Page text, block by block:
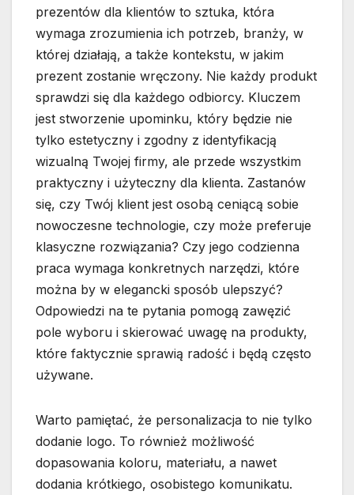
prezentów dla klientów to sztuka, która
wymaga zrozumienia ich potrzeb, branży, w
której działają, a także kontekstu, w jakim
prezent zostanie wręczony. Nie każdy produkt
sprawdzi się dla każdego odbiorcy. Kluczem
jest stworzenie upominku, który będzie nie
tylko estetyczny i zgodny z identyfikacją
wizualną Twojej firmy, ale przede wszystkim
praktyczny i użyteczny dla klienta. Zastanów
się, czy Twój klient jest osobą ceniącą sobie
nowoczesne technologie, czy może preferuje
klasyczne rozwiązania? Czy jego codzienna
praca wymaga konkretnych narzędzi, które
można by w elegancki sposób ulepszyć?
Odpowiedzi na te pytania pomogą zawęzić
pole wyboru i skierować uwagę na produkty,
które faktycznie sprawią radość i będą często
używane.
Warto pamiętać, że personalizacja to nie tylko
dodanie logo. To również możliwość
dopasowania koloru, materiału, a nawet
dodania krótkiego, osobistego komunikatu.